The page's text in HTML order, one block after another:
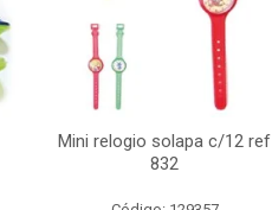
Mini relogio solapa c/12 ref
832